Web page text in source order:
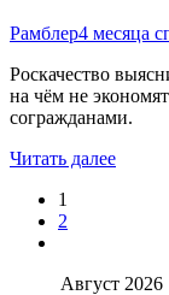
Рамблер4 месяца
Роскачество
на чём не
согражданами.
Читать далее
1
2
Август 2026